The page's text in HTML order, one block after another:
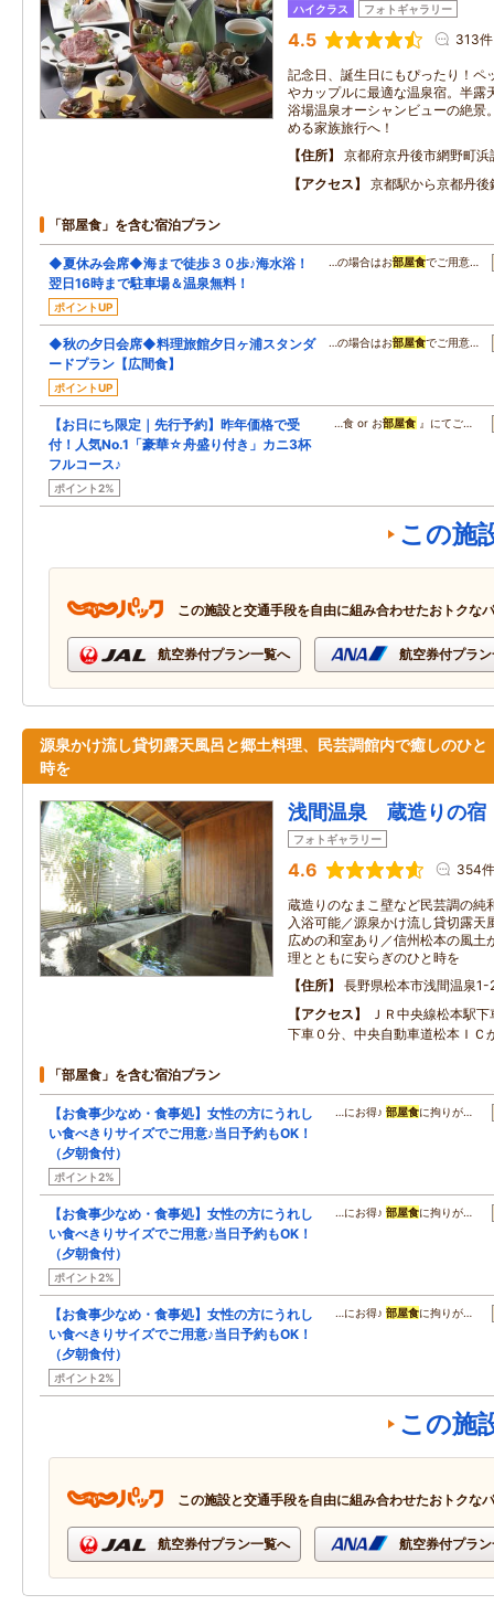
ハイクラス フォトギャラリー
4.5 313件
記念日、誕生日にもぴったり！ペ
やカップルに最適な温泉宿。半露
浴場温泉オーシャンビューの絶景
める家族旅行へ！
住所
京都府京丹後市網野町浜
アクセス
京都駅から京都丹
「部屋食」を含む宿泊プラン
◆夏休み会席◆海まで徒歩３０歩♪海水浴！
翌日16時まで駐車場＆温泉無料！
ポイントUP
…の場合はお部屋食でご用意…
◆秋の夕日会席◆料理旅館夕日ヶ浦スタンダ
ードプラン【広間食】
ポイントUP
…の場合はお部屋食でご用意…
【お日にち限定｜先行予約】昨年価格で受
付！人気No.1「豪華☆舟盛り付き」カニ3杯
フルコース♪
ポイント2%
…食 or お部屋食 』にてご…
この施
この施設と交通手段を自由に組み合わせたおトクな
航空券付プラン一覧へ 航空券付プラ
源泉かけ流し貸切露天風呂と郷土料理、民芸調館内で癒しのひと
時を
浅間温泉 蔵造りの
フォトギャラリー
4.6 354件
蔵造りのなまこ壁など民芸調の純
入浴可能／源泉かけ流し貸切露天
広めの和室あり／信州松本の風土
理とともに安らぎのひと時を
住所
長野県松本市浅間温泉
アクセス
ＪＲ中央線松本駅
下車０分、中央自動車道松本ＩＣ
「部屋食」を含む宿泊プラン
【お食事少なめ・食事処】女性の方にうれし
い食べきりサイズでご用意♪当日予約もOK！
（夕朝食付）
ポイント2%
…にお得♪ 部屋食に拘りが…
【お食事少なめ・食事処】女性の方にうれし
い食べきりサイズでご用意♪当日予約もOK！
（夕朝食付）
ポイント2%
…にお得♪ 部屋食に拘りが…
【お食事少なめ・食事処】女性の方にうれし
い食べきりサイズでご用意♪当日予約もOK！
（夕朝食付）
ポイント2%
…にお得♪ 部屋食に拘りが…
この施
この施設と交通手段を自由に組み合わせたおトクな
航空券付プラン一覧へ 航空券付プラ